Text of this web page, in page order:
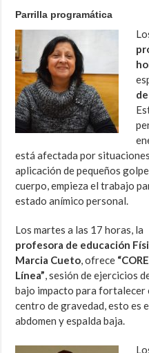
Parrilla programática
está afectada por
aplicación de pequeños
cuerpo, empieza el trabajo
estado anímico personal.
Los martes a las 17 horas, la
profesora de educación
Marcia Cueto, ofrece
Línea”, sesión de ejercicios
bajo impacto para fortalecer
centro de gravedad, esto es
abdomen y espalda baja.